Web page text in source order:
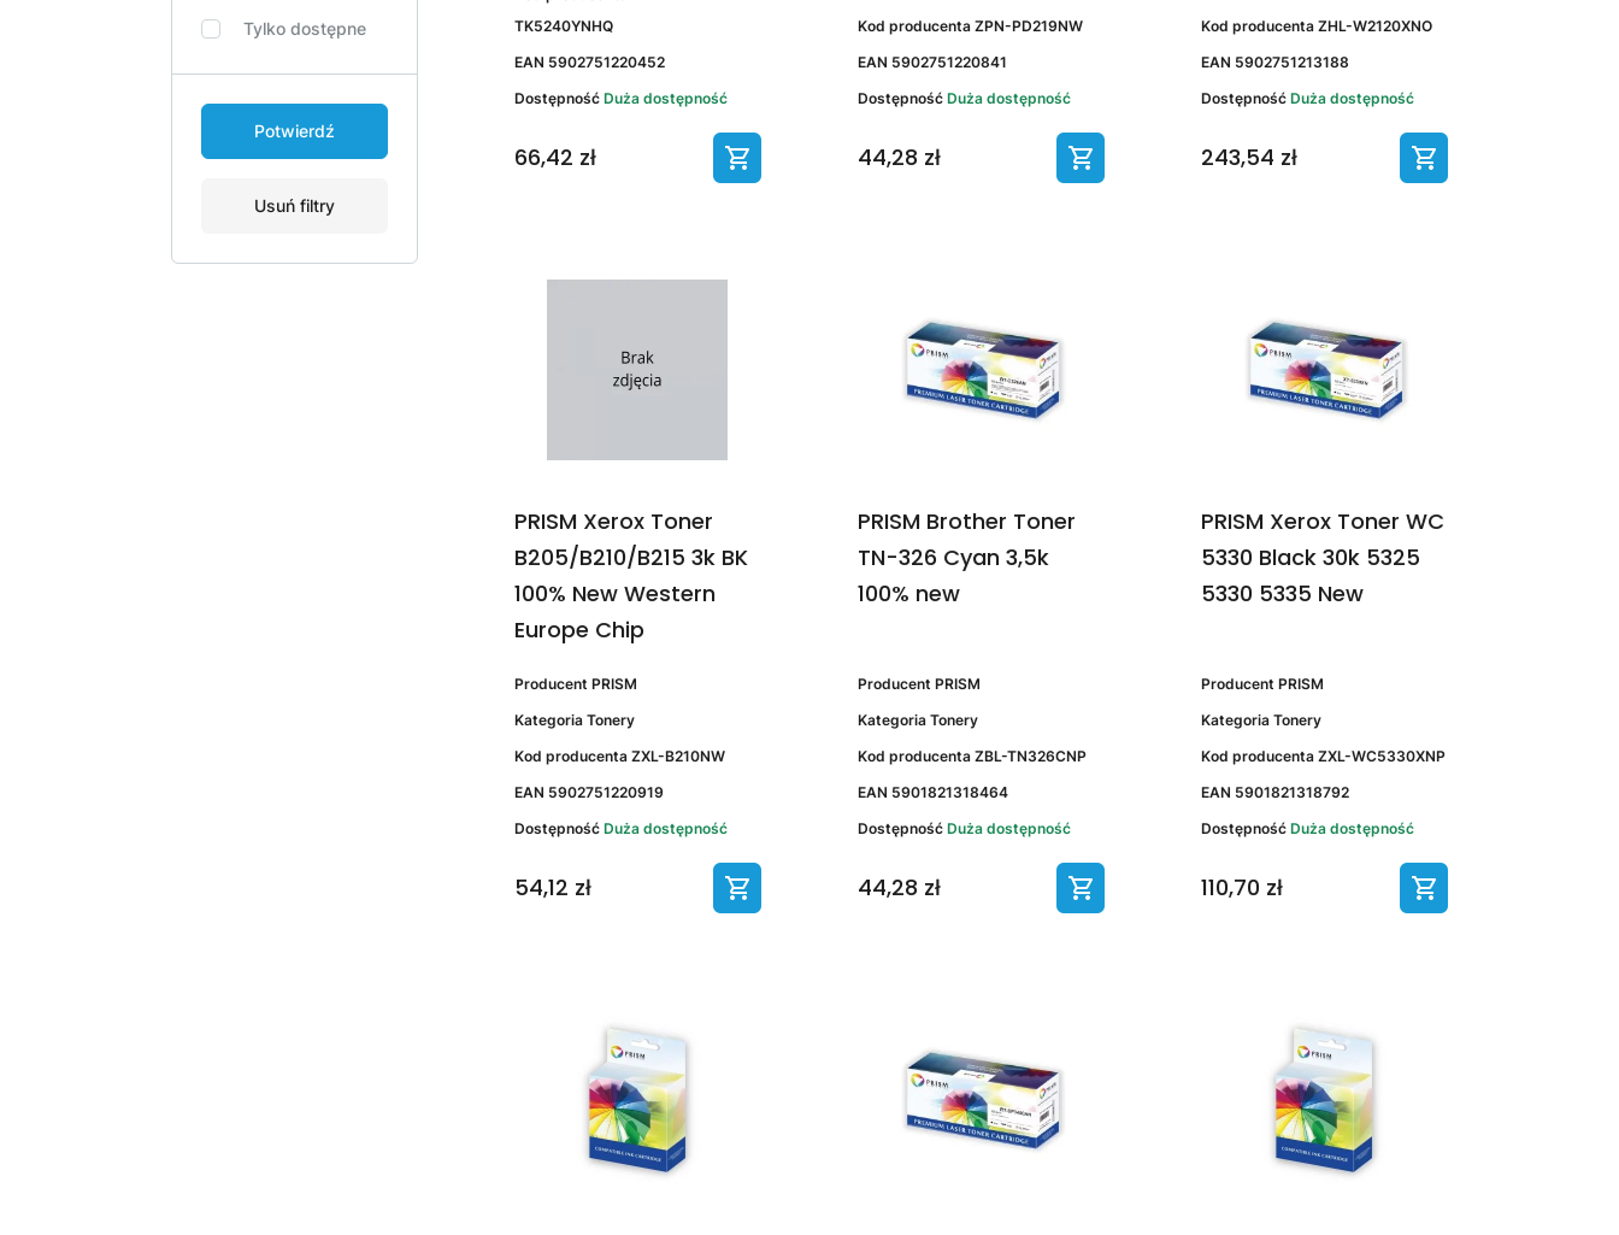
Tylko dostępne
Potwierdź
Usuń filtry
TK5240YNHQ
EAN 5902751220452
Dostępność Duża dostępność
66,42 zł
Kod producenta ZPN-PD219NW
EAN 5902751220841
Dostępność Duża dostępność
44,28 zł
Kod producenta ZHL-W2120XNO
EAN 5902751213188
Dostępność Duża dostępność
243,54 zł
PRISM Xerox Toner
B205/B210/B215 3k BK
100% New Western
Europe Chip
Producent PRISM
Kategoria Tonery
Kod producenta ZXL-B210NW
EAN 5902751220919
Dostępność Duża dostępność
54,12 zł
PRISM Brother Toner
TN-326 Cyan 3,5k
100% new
Producent PRISM
Kategoria Tonery
Kod producenta ZBL-TN326CNP
EAN 5901821318464
Dostępność Duża dostępność
44,28 zł
PRISM Xerox Toner WC
5330 Black 30k 5325
5330 5335 New
Producent PRISM
Kategoria Tonery
Kod producenta ZXL-WC5330XNP
EAN 5901821318792
Dostępność Duża dostępność
110,70 zł